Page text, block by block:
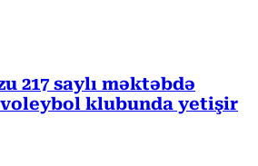
217 saylı məktəbdə
klubunda yetişir